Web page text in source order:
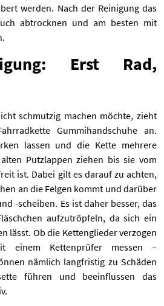
werden. Nach der Reinigung das
abtrocknen und am besten mit
Erst Rad,
schmutzig machen möchte, zieht
Gummihandschuhe an.
lassen und die Kette mehrere
Putzlappen ziehen bis sie vom
ist. Dabei gilt es darauf zu achten,
an die Felgen kommt und darüber
-scheiben. Es ist daher besser, das
aufzutröpfeln, da sich ein
lässt. Ob die Kettenglieder verzogen
einem Kettenprüfer messen –
nämlich langfristig zu Schäden
führen und beeinflussen das